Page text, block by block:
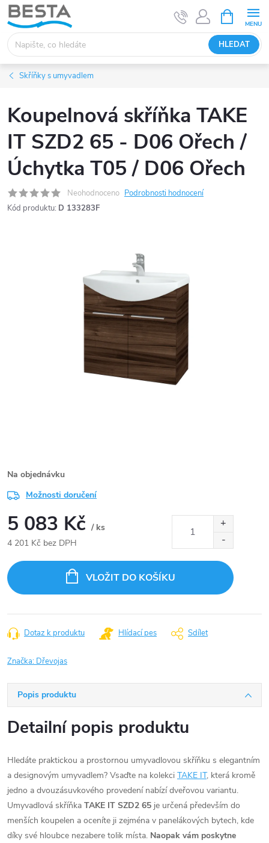
Přejít
na
obsah
HLEDAT
NÁKUPNÍ
KOŠÍK
Skříňky s umyvadlem
Koupelnová skříňka TAKE
IT SZD2 65 - D06 Ořech /
Úchytka T05 / D06 Ořech
Neohodnoceno Podrobnosti hodnocení
Kód produktu: D 133283F
Na objednávku
Možnosti doručení
5 083 Kč / ks
4 201 Kč bez DPH
cena:
VLOŽIT DO KOŠÍKU
Dotaz k produktu Hlídací pes Sdílet
Značka: Dřevojas
Popis produktu
Detailní popis produktu
Hledáte praktickou a prostornou umyvadlovou skříňku s elegantním
a designovým umyvadlem? Vsaďte na kolekci TAKE IT, která kromě
jedno a dvouzásuvkového provedení nabízí dveřovou variantu.
Umyvadlová skříňka TAKE IT SZD2 65 je určená především do
menších koupelen a oceníte ji zejména v panelákových bytech, kde
díky své hloubce nezabere tolik místa. Naopak vám poskytne